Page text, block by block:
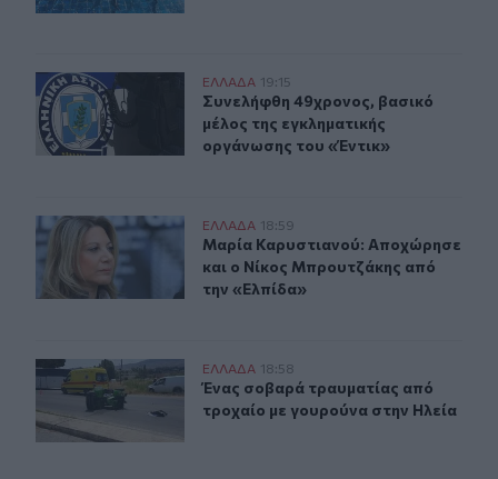
Συνελήφθη 49χρονος, βασικό μέλος της εγκληματικής
ΕΛΛAΔΑ 19:15
Συνελήφθη 49χρονος, βασικό
Συνελήφθη 49χρονος, βασικό
μέλος της εγκληματικής
οργάνωσης του «Έντικ»
Μαρία Καρυστιανού: Αποχώρησε και ο Νίκος
ΕΛΛAΔΑ 18:59
Μαρία Καρυστιανού: Αποχώρησε
Μαρία Καρυστιανού: Αποχώρησε
και ο Νίκος Μπρουτζάκης από
την «Ελπίδα»
Ένας σοβαρά τραυματίας από τροχαίο με γουρούνα
ΕΛΛAΔΑ 18:58
Ένας σοβαρά τραυματίας από
Ένας σοβαρά τραυματίας από
τροχαίο με γουρούνα στην Ηλεία